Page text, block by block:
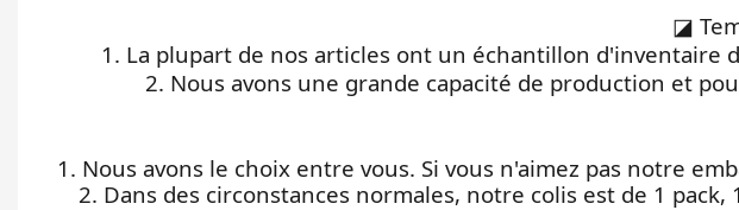
◪
1. La plupart de nos articles ont un échantillon
2. Nous avons une grande capacité de production et
1. Nous avons le choix entre vous. Si vous n'aimez pas notre
2. Dans des circonstances normales, notre colis est de 1